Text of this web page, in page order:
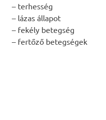
– terhesség
– lázas állapot
– fekély betegség
– fertőző betegségek